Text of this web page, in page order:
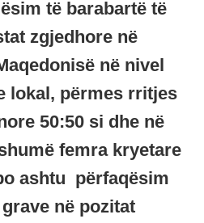
të barabartë të
zgjedhore në
në nivel
lokal, përmes rritjes
50:50 si dhe në
femra kryetare
ashtu përfaqësim
në pozitat